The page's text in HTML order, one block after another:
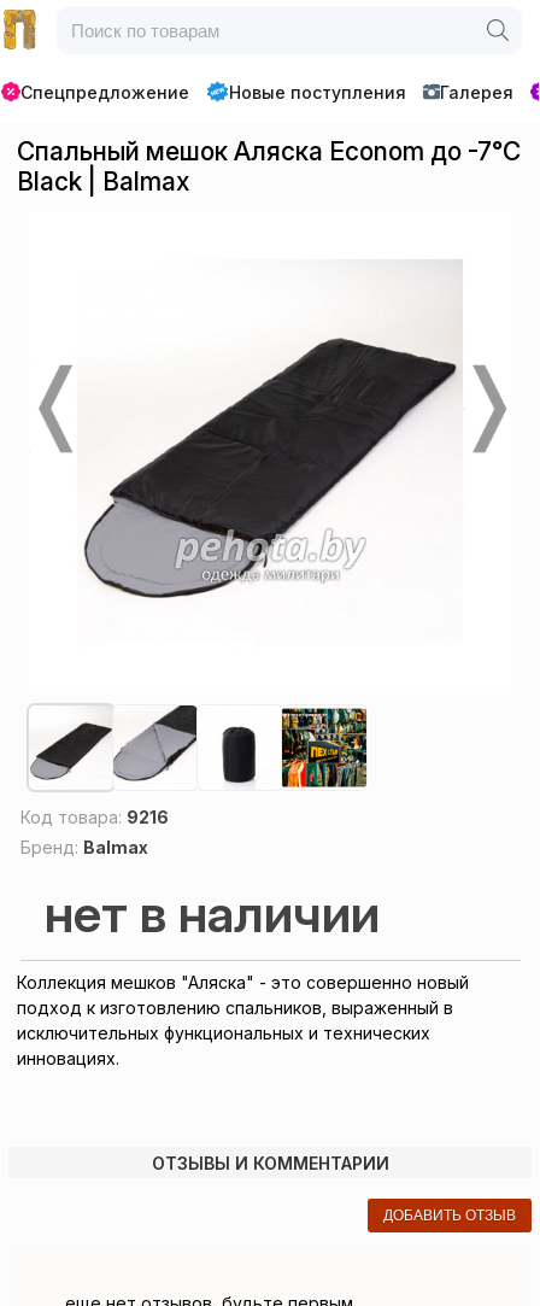
Спецпредложение Новые поступления Галерея
Спальный мешок Аляска Econom до -7°C
Black | Balmax
Код товара: 9216
Бренд: Balmax
нет в наличии
Коллекция мешков "Аляска" - это совершенно новый
подход к изготовлению спальников, выраженный в
исключительных функциональных и технических
инновациях.
ОТЗЫВЫ И КОММЕНТАРИИ
ДОБАВИТЬ ОТЗЫВ